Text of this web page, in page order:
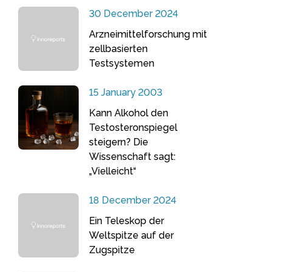
30 December 2024
Arzneimittelforschung mit
zellbasierten
Testsystemen
15 January 2003
Kann Alkohol den
Testosteronspiegel
steigern? Die
Wissenschaft sagt:
„Vielleicht“
18 December 2024
Ein Teleskop der
Weltspitze auf der
Zugspitze